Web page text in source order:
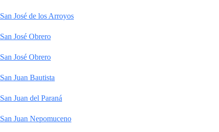
San José de los Arroyos
San José Obrero
San José Obrero
San Juan Bautista
San Juan del Paraná
San Juan Nepomuceno